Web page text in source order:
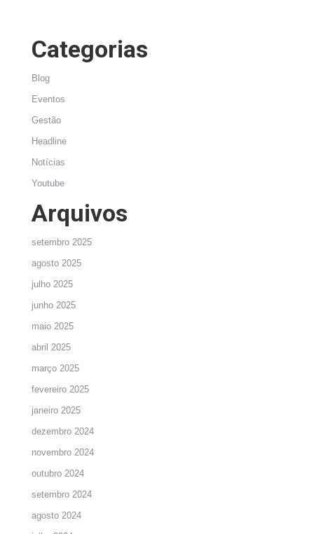
Categorias
Blog
Eventos
Gestão
Headline
Notícias
Youtube
Arquivos
setembro 2025
agosto 2025
julho 2025
junho 2025
maio 2025
abril 2025
março 2025
fevereiro 2025
janeiro 2025
dezembro 2024
novembro 2024
outubro 2024
setembro 2024
agosto 2024